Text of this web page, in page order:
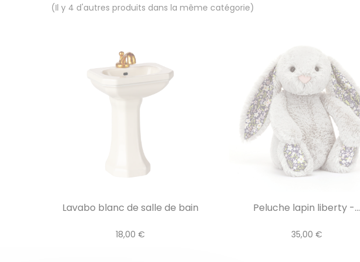
(Il y 4 d'autres produits dans la même catégorie)
Lavabo blanc de salle de bain
18,00 €
Peluche lapin liberty -...
35,00 €